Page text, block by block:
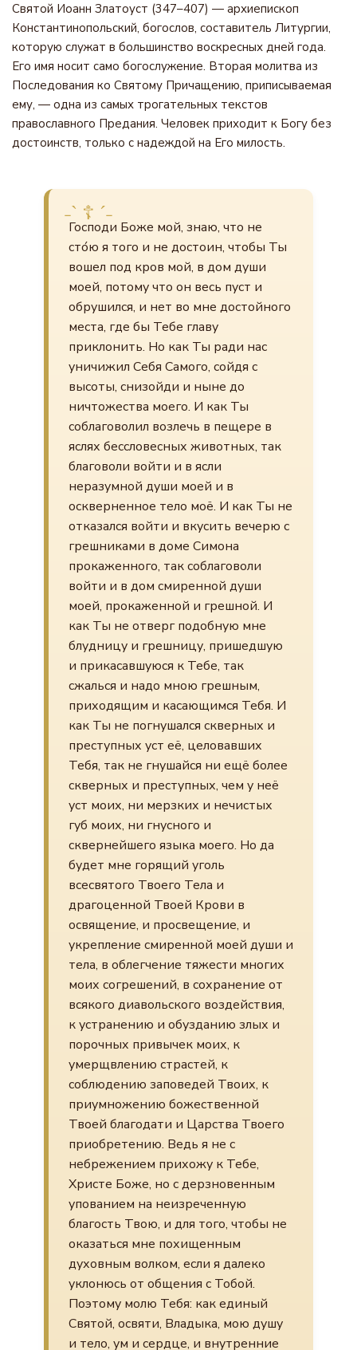
Святой Иоанн Златоуст (347–407) — архиепископ
Константинопольский, богослов, составитель Литургии,
которую служат в большинство воскресных дней года.
Его имя носит само богослужение. Вторая молитва из
Последования ко Святому Причащению, приписываемая
ему, — одна из самых трогательных текстов
православного Предания. Человек приходит к Богу без
достоинств, только с надеждой на Его милость.
Господи Боже мой, знаю, что не
сто́ю я того и не достоин, чтобы Ты
вошел под кров мой, в дом души
моей, потому что он весь пуст и
обрушился, и нет во мне достойного
места, где бы Тебе главу
приклонить. Но как Ты ради нас
уничижил Себя Самого, сойдя с
высоты, снизойди и ныне до
ничтожества моего. И как Ты
соблаговолил возлечь в пещере в
яслях бессловесных животных, так
благоволи войти и в ясли
неразумной души моей и в
оскверненное тело моё. И как Ты не
отказался войти и вкусить вечерю с
грешниками в доме Симона
прокаженного, так соблаговоли
войти и в дом смиренной души
моей, прокаженной и грешной. И
как Ты не отверг подобную мне
блудницу и грешницу, пришедшую
и прикасавшуюся к Тебе, так
сжалься и надо мною грешным,
приходящим и касающимся Тебя. И
как Ты не погнушался скверных и
преступных уст её, целовавших
Тебя, так не гнушайся ни ещё более
скверных и преступных, чем у неё
уст моих, ни мерзких и нечистых
губ моих, ни гнусного и
сквернейшего языка моего. Но да
будет мне горящий уголь
всесвятого Твоего Тела и
драгоценной Твоей Крови в
освящение, и просвещение, и
укрепление смиренной моей души и
тела, в облегчение тяжести многих
моих согрешений, в сохранение от
всякого диавольского воздействия,
к устранению и обузданию злых и
порочных привычек моих, к
умерщвлению страстей, к
соблюдению заповедей Твоих, к
приумножению божественной
Твоей благодати и Царства Твоего
приобретению. Ведь я не с
небрежением прихожу к Тебе,
Христе Боже, но с дерзновенным
упованием на неизреченную
благость Твою, и для того, чтобы не
оказаться мне похищенным
духовным волком, если я далеко
уклонюсь от общения с Тобой.
Поэтому молю Тебя: как единый
Святой, освяти, Владыка, мою душу
и тело, ум и сердце, и внутренние